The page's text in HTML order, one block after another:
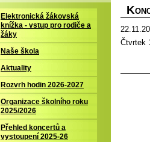
K
Čtvrtek
Elektronická žákovská
knížka - vstup pro rodiče a
žáky
Naše škola
Aktuality
Rozvrh hodin 2026-2027
Organizace školního roku
2025/2026
Přehled koncertů a
vystoupení 2025-26